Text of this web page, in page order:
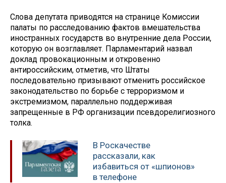
Слова депутата приводятся на странице Комиссии
палаты по расследованию фактов вмешательства
иностранных государств во внутренние дела России,
которую он возглавляет. Парламентарий назвал
доклад провокационным и откровенно
антироссийским, отметив, что Штаты
последовательно призывают отменить российское
законодательство по борьбе с терроризмом и
экстремизмом, параллельно поддерживая
запрещенные в РФ организации псевдорелигиозного
толка.
В Роскачестве
рассказали, как
избавиться от «шпионов»
в телефоне